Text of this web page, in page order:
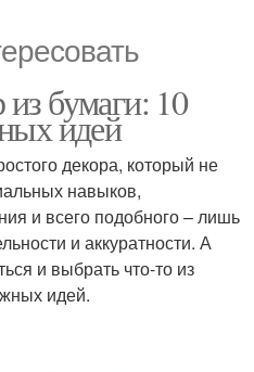
бумаги: 10
идей
декора, который не
навыков,
и всего подобного – лишь
и аккуратности. А
и выбрать что-то из
идей.